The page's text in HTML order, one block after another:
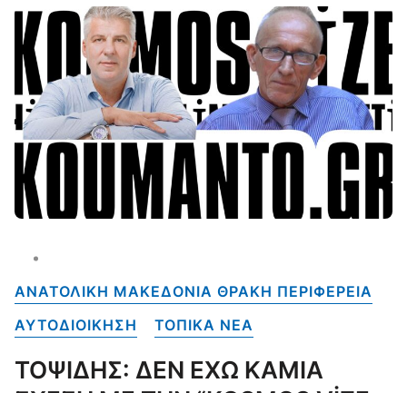
ΑΝΑΤΟΛΙΚΗ ΜΑΚΕΔΟΝΙΑ ΘΡΑΚΗ ΠΕΡΙΦΕΡΕΙΑ
ΑΥΤΟΔΙΟΙΚΗΣΗ
ΤΟΠΙΚΑ NEA
ΤΟΨΙΔΗΣ: ΔΕΝ ΕΧΩ ΚΑΜΙΑ